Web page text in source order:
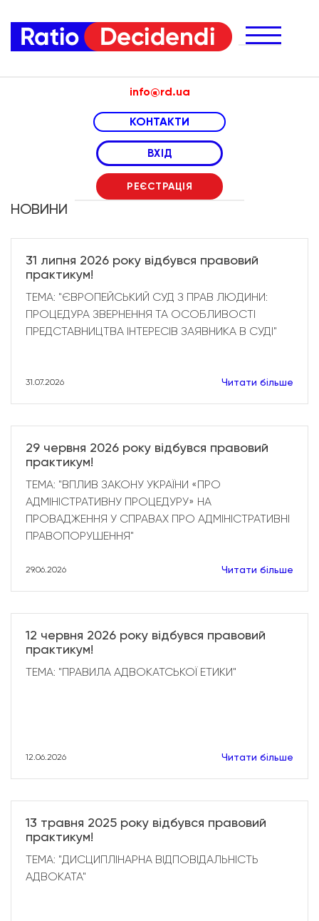
info@rd.ua
КОНТАКТИ
телефони менеджерів за напрямами:
онлайн курси
(063) 967 06 11
практикуми
(050) 988 56 08
ВХІД
РЕЄСТРАЦІЯ
НОВИНИ
31 липня 2026 року відбувся правовий
практикум!
ТЕМА: "ЄВРОПЕЙСЬКИЙ СУД З ПРАВ ЛЮДИНИ:
ПРОЦЕДУРА ЗВЕРНЕННЯ ТА ОСОБЛИВОСТІ
ПРЕДСТАВНИЦТВА ІНТЕРЕСІВ ЗАЯВНИКА В СУДІ"
31.07.2026 Читати більше
29 червня 2026 року відбувся правовий
практикум!
ТЕМА: "ВПЛИВ ЗАКОНУ УКРАЇНИ «ПРО
АДМІНІСТРАТИВНУ ПРОЦЕДУРУ» НА
ПРОВАДЖЕННЯ У СПРАВАХ ПРО АДМІНІСТРАТИВНІ
ПРАВОПОРУШЕННЯ"
29.06.2026 Читати більше
12 червня 2026 року відбувся правовий
практикум!
ТЕМА: "ПРАВИЛА АДВОКАТСЬКОЇ ЕТИКИ"
12.06.2026 Читати більше
13 травня 2025 року відбувся правовий
практикум!
ТЕМА: "ДИСЦИПЛІНАРНА ВІДПОВІДАЛЬНІСТЬ
АДВОКАТА"